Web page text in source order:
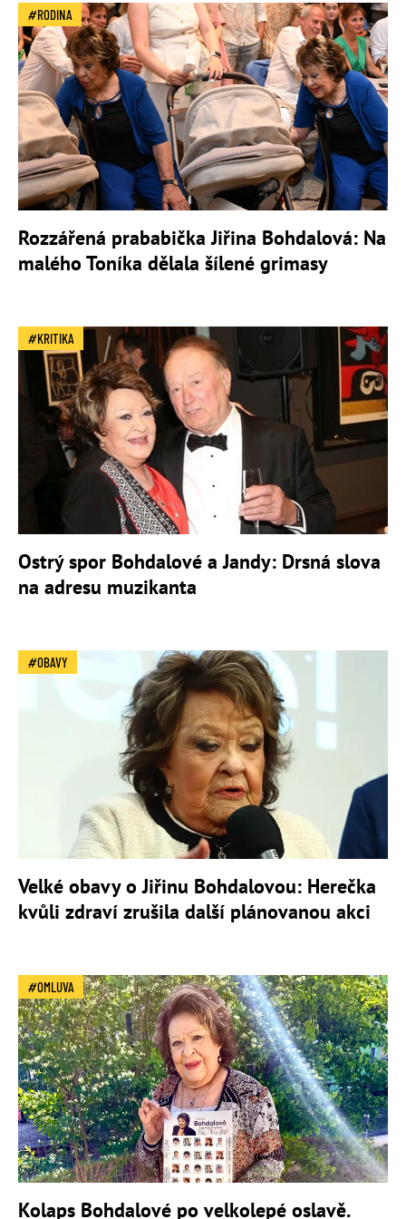
RODINA
Rozzářená prababička Jiřina Bohdalová: Na
malého Toníka dělala šílené grimasy
KRITIKA
Ostrý spor Bohdalové a Jandy: Drsná slova
na adresu muzikanta
OBAVY
Velké obavy o Jiřinu Bohdalovou: Herečka
kvůli zdraví zrušila další plánovanou akci
OMLUVA
Kolaps Bohdalové po velkolepé oslavě.